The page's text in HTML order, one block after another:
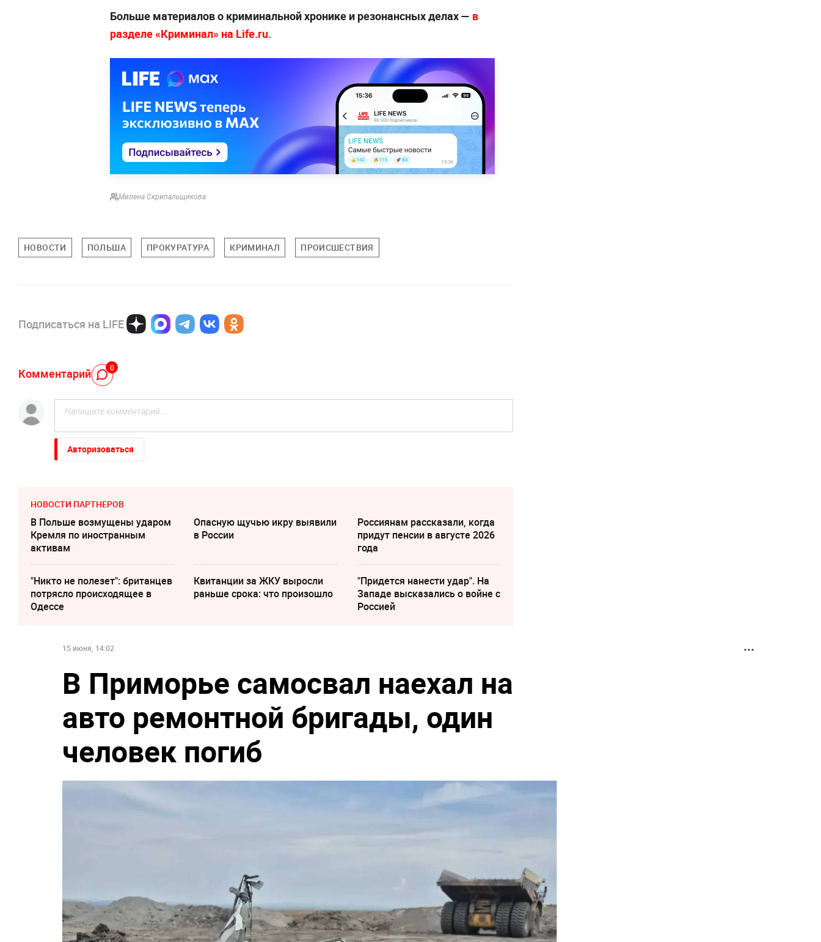
Больше материалов о криминальной хронике и резонансных делах — в
разделе «Криминал» на Life.ru.
Милена Скрипальщикова
НОВОСТИ ПОЛЬША ПРОКУРАТУРА КРИМИНАЛ ПРОИСШЕСТВИЯ
Подписаться на LIFE
Комментарий 0
Авторизоваться
НОВОСТИ ПАРТНЕРОВ
В Польше возмущены ударом
Кремля по иностранным
активам
Опасную щучью икру выявили
в России
Россиянам рассказали, когда
придут пенсии в августе 2026
года
"Никто не полезет": британцев
потрясло происходящее в
Одессе
Квитанции за ЖКУ выросли
раньше срока: что произошло
"Придется нанести удар". На
Западе высказались о войне с
Россией
15 июня, 14:02
В Приморье самосвал наехал на
авто ремонтной бригады, один
человек погиб